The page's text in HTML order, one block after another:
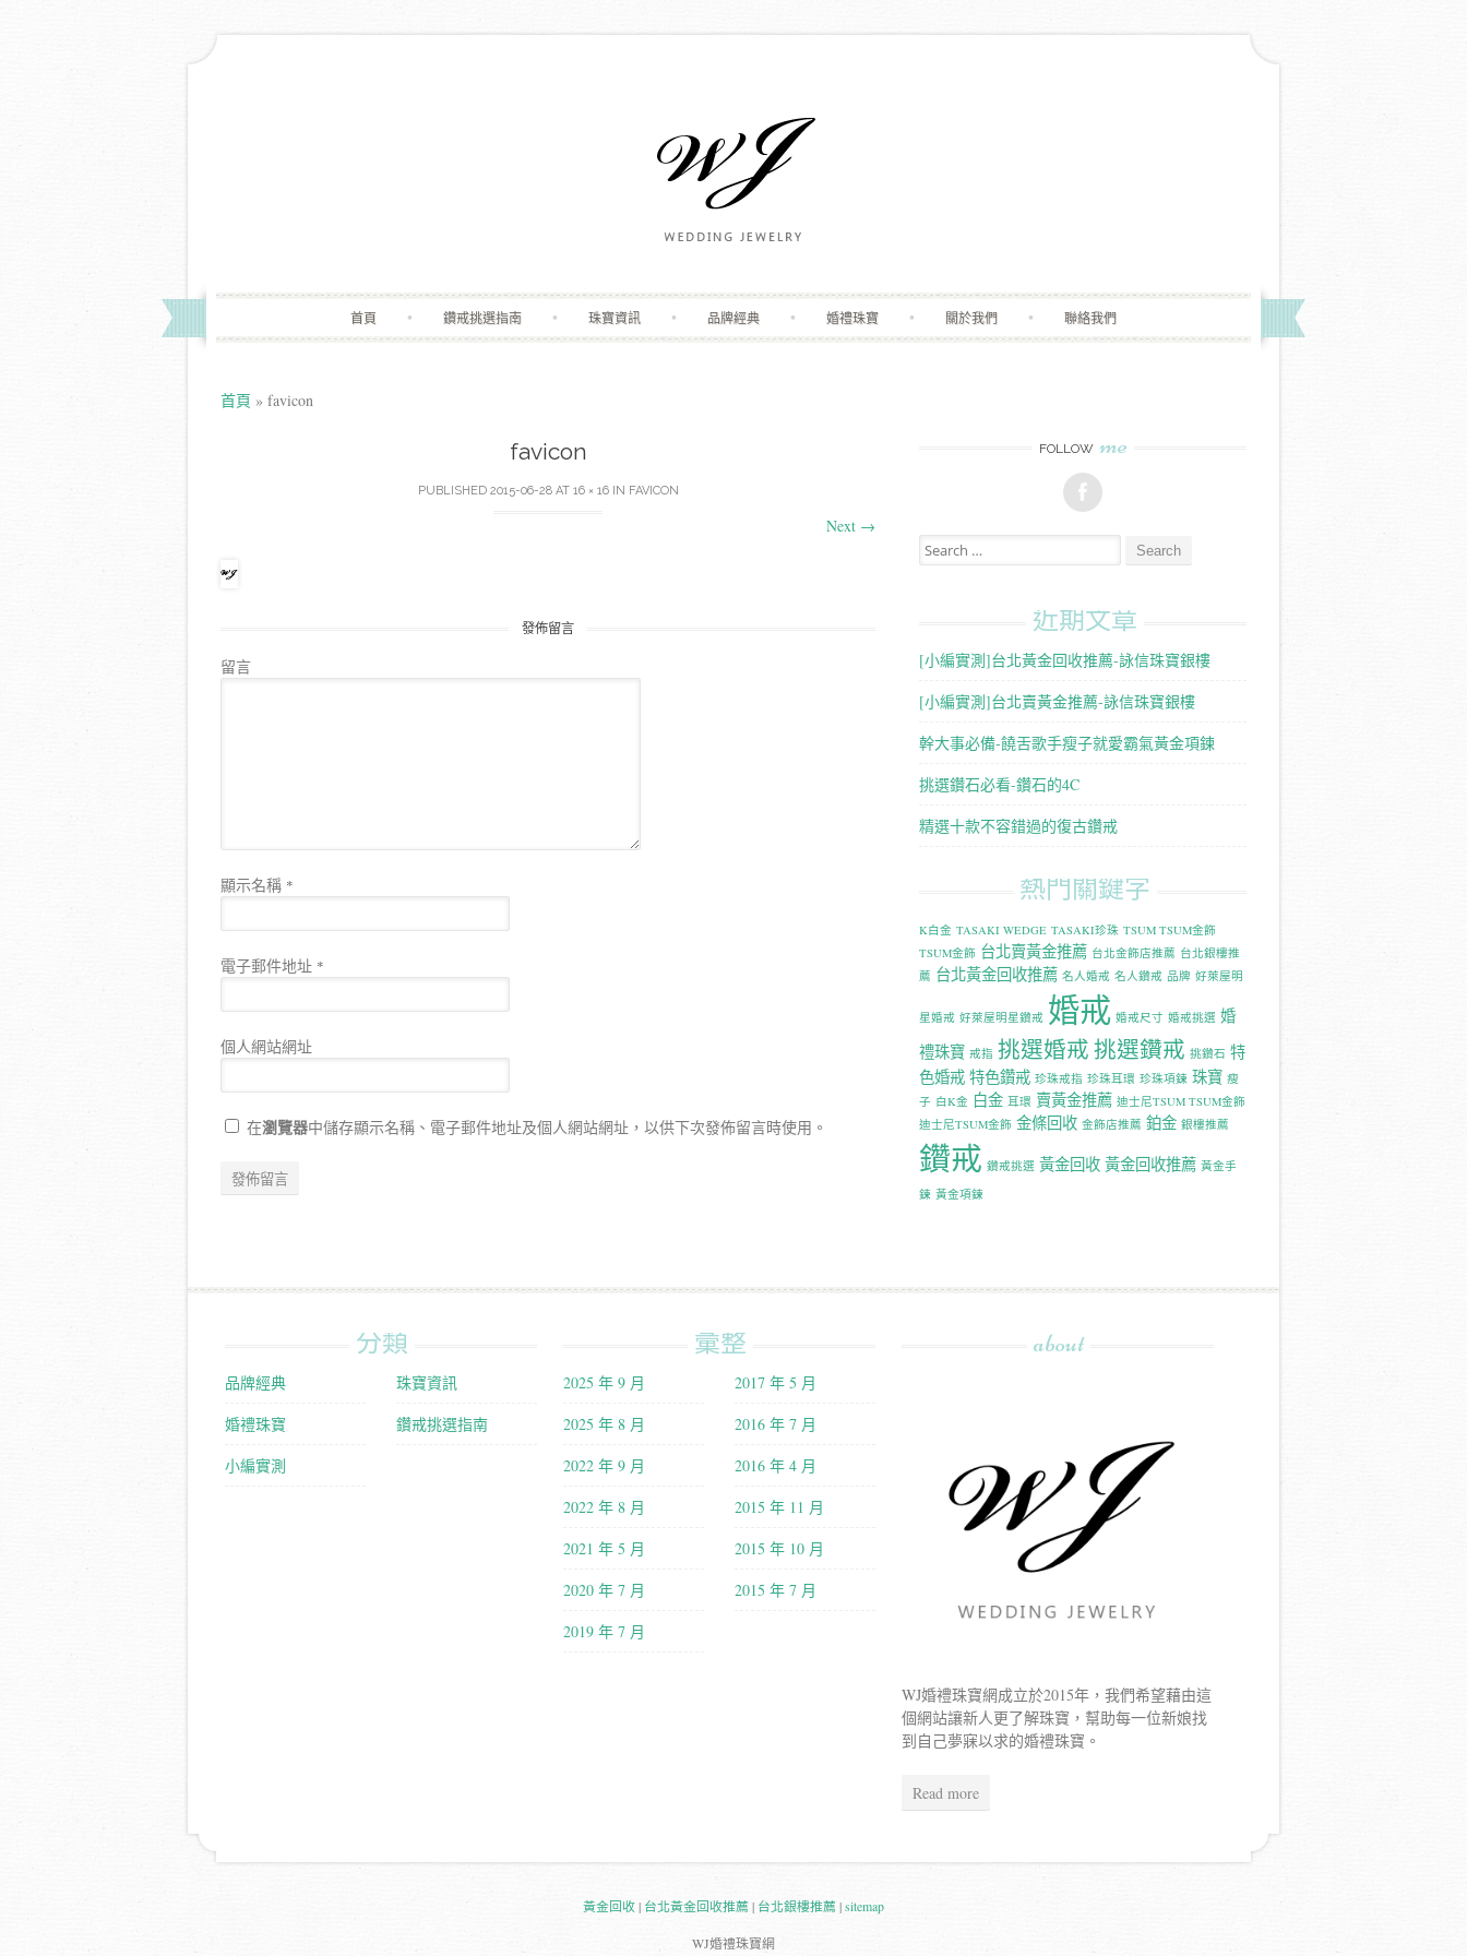
首頁 鑽戒挑選指南 珠寶資訊 品牌經典 婚禮珠寶 關於我們 聯絡我們
首頁 » favicon
favicon
PUBLISHED 2015-06-28AT 16 × 16IN FAVICON
Next →
發佈留言
留言
顯示名稱 *
電子郵件地址 *
個人網站網址
在瀏覽器中儲存顯示名稱、電子郵件地址及個人網站網址，以供下次發佈留言時使用。
FOLLOW me
Search for:
近期文章
[小編實測]台北黃金回收推薦-詠信珠寶銀樓
[小編實測]台北賣黃金推薦-詠信珠寶銀樓
幹大事必備-饒舌歌手瘦子就愛霸氣黃金項鍊
挑選鑽石必看-鑽石的4C
精選十款不容錯過的復古鑽戒
熱門關鍵字
K白金 TASAKI WEDGE TASAKI珍珠 TSUM TSUM金飾
TSUM金飾 台北賣黃金推薦 台北金飾店推薦 台北銀樓推
薦 台北黃金回收推薦 名人婚戒 名人鑽戒 品牌 好萊屋明
星婚戒 好萊屋明星鑽戒 婚戒 婚戒尺寸 婚戒挑選 婚
禮珠寶 戒指 挑選婚戒挑選鑽戒 挑鑽石 特
色婚戒 特色鑽戒 珍珠戒指 珍珠耳環 珍珠項鍊 珠寶 瘦
子 白K金 白金 耳環 賣黃金推薦 迪士尼TSUM TSUM金飾
迪士尼TSUM金飾 金條回收 金飾店推薦 鉑金 銀樓推薦
鑽戒 鑽戒挑選 黃金回收 黃金回收推薦 黃金手
鍊 黃金項鍊
分類
品牌經典
婚禮珠寶
小編實測
珠寶資訊
鑽戒挑選指南
彙整
2025 年 9 月
2025 年 8 月
2022 年 9 月
2022 年 8 月
2021 年 5 月
2020 年 7 月
2019 年 7 月
2017 年 5 月
2016 年 7 月
2016 年 4 月
2015 年 11 月
2015 年 10 月
2015 年 7 月
about
WJ婚禮珠寶網成立於2015年，我們希望藉由這
個網站讓新人更了解珠寶，幫助每一位新娘找
到自己夢寐以求的婚禮珠寶。
Read more
黃金回收| 台北黃金回收推薦| 台北銀樓推薦|sitemap
WJ婚禮珠寶網